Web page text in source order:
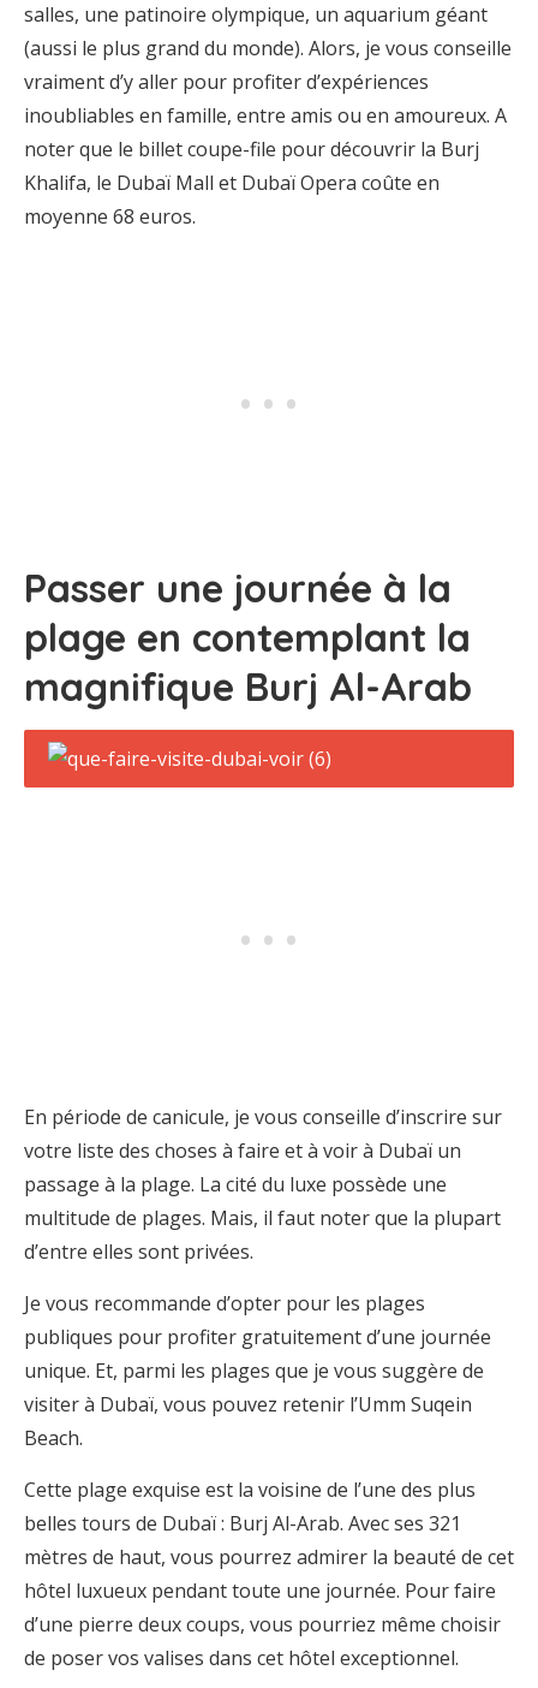
salles, une patinoire olympique, un aquarium géant
(aussi le plus grand du monde). Alors, je vous conseille
vraiment d’y aller pour profiter d’expériences
inoubliables en famille, entre amis ou en amoureux. A
noter que le billet coupe-file pour découvrir la Burj
Khalifa, le Dubaï Mall et Dubaï Opera coûte en
moyenne 68 euros.
Passer une journée à la
plage en contemplant la
magnifique Burj Al-Arab
En période de canicule, je vous conseille d’inscrire sur
votre liste des choses à faire et à voir à Dubaï un
passage à la plage. La cité du luxe possède une
multitude de plages. Mais, il faut noter que la plupart
d’entre elles sont privées.
Je vous recommande d’opter pour les plages
publiques pour profiter gratuitement d’une journée
unique. Et, parmi les plages que je vous suggère de
visiter à Dubaï, vous pouvez retenir l’Umm Suqein
Beach.
Cette plage exquise est la voisine de l’une des plus
belles tours de Dubaï : Burj Al-Arab. Avec ses 321
mètres de haut, vous pourrez admirer la beauté de cet
hôtel luxueux pendant toute une journée. Pour faire
d’une pierre deux coups, vous pourriez même choisir
de poser vos valises dans cet hôtel exceptionnel.